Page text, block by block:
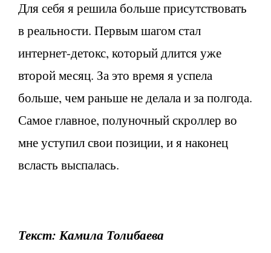
Для себя я решила больше присутствовать
в реальности. Первым шагом стал
интернет-детокс, который длится уже
второй месяц. За это время я успела
больше, чем раньше не делала и за полгода.
Самое главное, полуночный скроллер во
мне уступил свои позиции, и я наконец
всласть выспалась.
Текст: Камила Толибаева